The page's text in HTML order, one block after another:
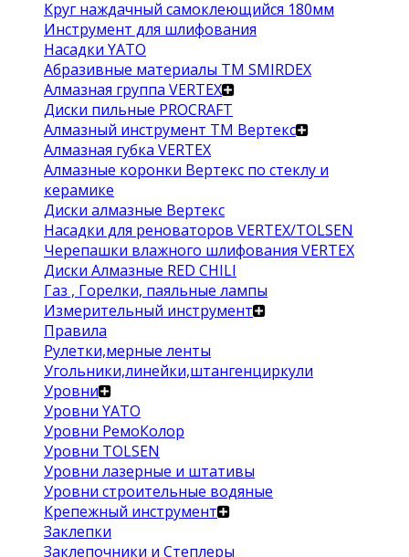
Круг наждачный самоклеющийся 180мм
Инструмент для шлифования
Насадки YATO
Абразивные материалы ТМ SMIRDEX
Алмазная группа VERTEX
Диски пильные PROCRAFT
Алмазный инструмент ТМ Вертекс
Алмазная губка VERTEX
Алмазные коронки Вертекс по стеклу и
керамике
Диски алмазные Вертекс
Насадки для реноваторов VERTEX/TOLSEN
Черепашки влажного шлифования VERTEX
Диски Алмазные RED CHILI
Газ , Горелки, паяльные лампы
Измерительный инструмент
Правила
Рулетки,мерные ленты
Угольники,линейки,штангенциркули
Уровни
Уровни YATO
Уровни РемоКолор
Уровни TOLSEN
Уровни лазерные и штативы
Уровни строительные водяные
Крепежный инструмент
Заклепки
Заклепочники и Степлеры